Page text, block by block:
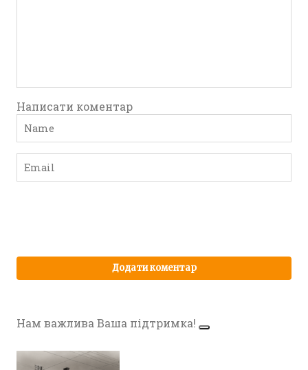
Написати коментар
Нам важлива Ваша підтримка!